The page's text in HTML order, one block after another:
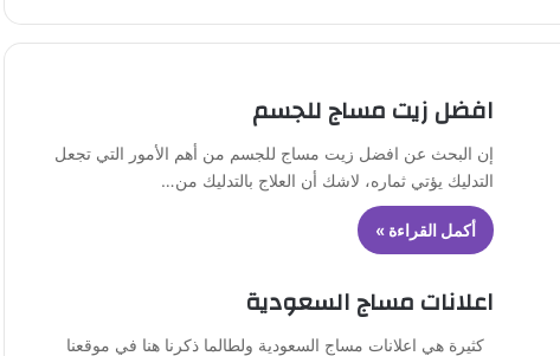
افضل زيت مساج للجسم
إن البحث عن افضل زيت مساج للجسم من أهم الأمور التي تجعل
التدليك يؤتي ثماره، لاشك أن العلاج بالتدليك من…
أكمل القراءة »
اعلانات مساج السعودية
كثيرة هي اعلانات مساج السعودية ولطالما ذكرنا هنا في موقعنا